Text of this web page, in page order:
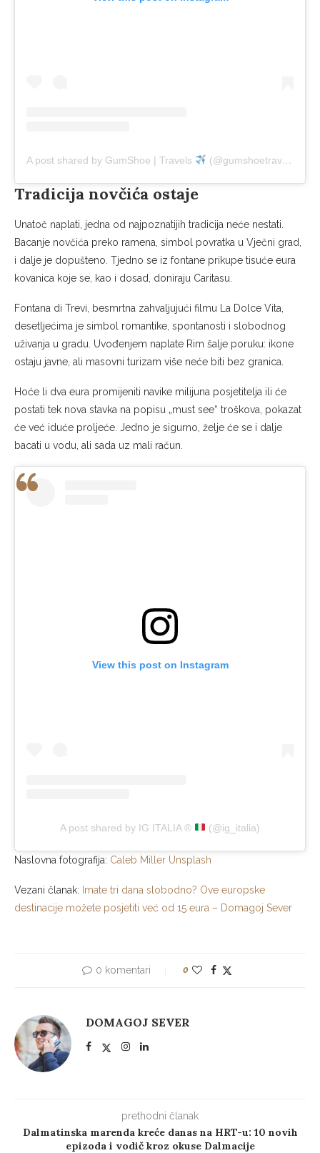
A post shared by GumShoe | Travels (@gumshoetravels)
Tradicija novčića ostaje
Unatoč naplati, jedna od najpoznatijih tradicija neće nestati.
Bacanje novčića preko ramena, simbol povratka u Vječni grad,
i dalje je dopušteno. Tjedno se iz fontane prikupe tisuće eura
kovanica koje se, kao i dosad, doniraju Caritasu.
Fontana di Trevi, besmrtna zahvaljujući filmu La Dolce Vita,
desetljećima je simbol romantike, spontanosti i slobodnog
uživanja u gradu. Uvođenjem naplate Rim šalje poruku: ikone
ostaju javne, ali masovni turizam više neće biti bez granica.
Hoće li dva eura promijeniti navike milijuna posjetitelja ili će
postati tek nova stavka na popisu „must see“ troškova, pokazat
će već iduće proljeće. Jedno je sigurno, želje će se i dalje
bacati u vodu, ali sada uz mali račun.
View this post on Instagram
A post shared by IG ITALIA ® (@ig_italia)
Naslovna fotografija: Caleb Miller Unsplash
Vezani članak: Imate tri dana slobodno? Ove europske
destinacije možete posjetiti već od 15 eura – Domagoj Sever
0 komentari 0
DOMAGOJ SEVER
prethodni članak
Dalmatinska marenda kreće danas na HRT-u: 10 novih
epizoda i vodič kroz okuse Dalmacije